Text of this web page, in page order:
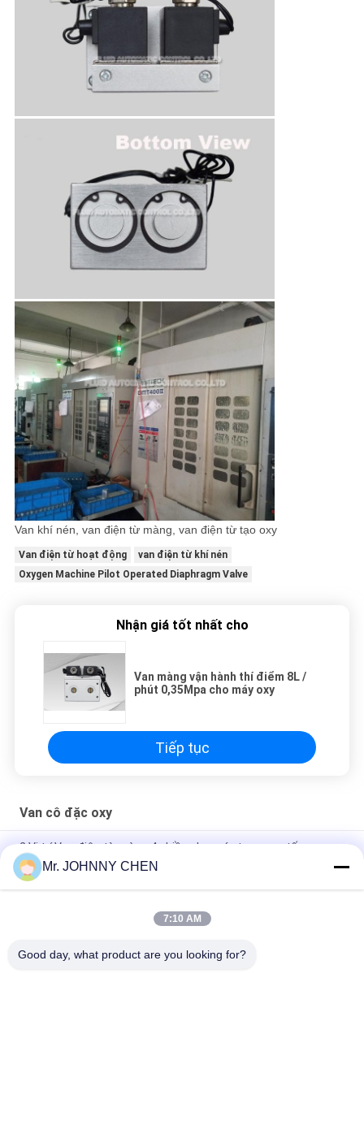
Van khí nén, van điện từ màng, van điện từ tạo oxy
Van điện từ hoạt động
van điện từ khí nén
Oxygen Machine Pilot Operated Diaphragm Valve
Nhận giá tốt nhất cho
Van màng vận hành thí điểm 8L /
phút 0,35Mpa cho máy oxy
Tiếp tục
Van cô đặc oxy
2 Vị trí Van điện từ màng 4 chiều cho máy tạo oxy y tế
Máy tập trung oxy 5L / phút Van điện từ thí điểm Hai vị trí Bốn
chiều
Van cô đặc oxy thu nhỏ thí điểm có màng ngăn hai Positon
Mr. JOHNNY CHEN
7:10 AM
Good day, what product are you looking for?